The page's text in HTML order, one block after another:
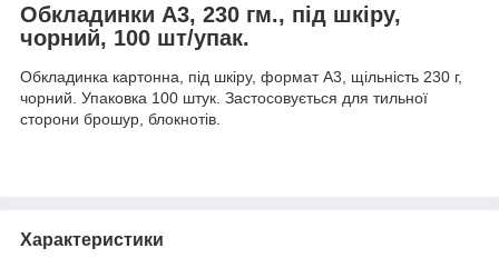
Обкладинки А3, 230 гм., під шкіру,
чорний, 100 шт/упак.
Обкладинка картонна, під шкіру, формат А3, щільність 230 г,
чорний. Упаковка 100 штук. Застосовується для тильної
сторони брошур, блокнотів.
Характеристики